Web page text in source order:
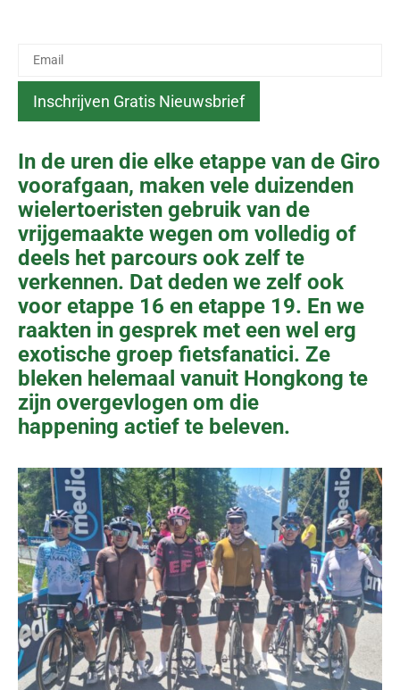
In de uren die elke etappe van de Giro
voorafgaan, maken vele duizenden
wielertoeristen gebruik van de
vrijgemaakte wegen om volledig of
deels het parcours ook zelf te
verkennen. Dat deden we zelf ook
voor etappe 16 en etappe 19. En we
raakten in gesprek met een wel erg
exotische groep fietsfanatici. Ze
bleken helemaal vanuit Hongkong te
zijn overgevlogen om die
happening actief te beleven.